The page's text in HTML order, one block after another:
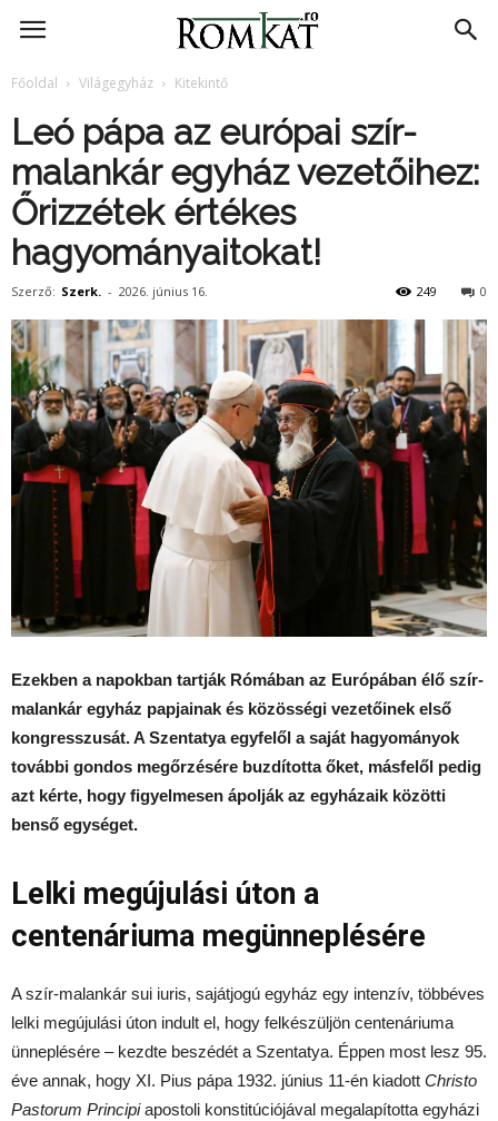
RomKat.ro
Főoldal Világegyház Kitekintő
Leó pápa az európai szír-
malankár egyház vezetőihez:
Őrizzétek értékes
hagyományaitokat!
Szerző: Szerk. - 2026. június 16. 0
249
Ezekben a napokban tartják Rómában az Európában élő szír-
malankár egyház papjainak és közösségi vezetőinek első
kongresszusát. A Szentatya egyfelől a saját hagyományok
további gondos megőrzésére buzdította őket, másfelől pedig
azt kérte, hogy figyelmesen ápolják az egyházaik közötti
benső egységet.
Lelki megújulási úton a
centenáriuma megünneplésére
A szír-malankár sui iuris, sajátjogú egyház egy intenzív, többéves
lelki megújulási úton indult el, hogy felkészüljön centenáriuma
ünneplésére – kezdte beszédét a Szentatya. Éppen most lesz 95.
éve annak, hogy XI. Pius pápa 1932. június 11-én kiadott Christo
Pastorum Principiapostoli konstitúciójával megalapította egyházi